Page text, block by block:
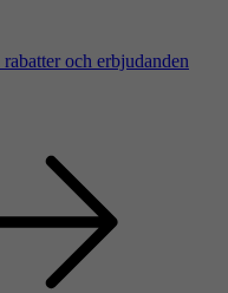
och erbjudanden